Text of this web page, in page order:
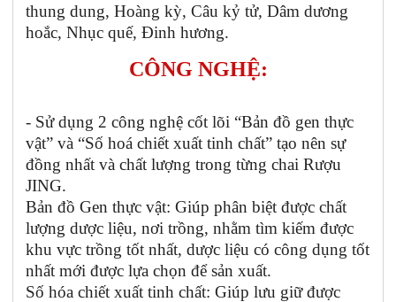
thung dung, Hoàng kỳ, Câu kỷ tử, Dâm dương
hoắc, Nhục quế, Đinh hương.
CÔNG NGHỆ:
- Sử dụng 2 công nghệ cốt lõi “Bản đồ gen thực
vật” và “Số hoá chiết xuất tinh chất” tạo nên sự
đồng nhất và chất lượng trong từng chai Rượu
JING.
Bản đồ Gen thực vật: Giúp phân biệt được chất
lượng dược liệu, nơi trồng, nhằm tìm kiếm được
khu vực trồng tốt nhất, dược liệu có công dụng tốt
nhất mới được lựa chọn để sản xuất.
Số hóa chiết xuất tinh chất: Giúp lưu giữ được